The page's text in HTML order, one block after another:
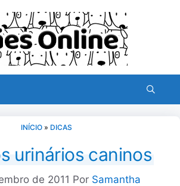
INÍCIO » DICAS
urinários caninos
de 2011 Por Samantha